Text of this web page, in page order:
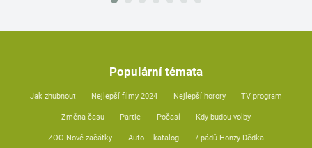
Populární témata
Jak zhubnout Nejlepší filmy 2024 Nejlepší horory TV program
Změna času Partie Počasí Kdy budou volby
ZOO Nové začátky Auto – katalog 7 pádů Honzy Dědka